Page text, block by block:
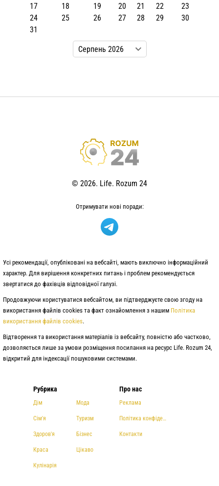
17
18 19 20 21 22
23
24
25 26 27 28 29
30
31
© 2026. Life. Rozum 24
Отримувати нові поради:
Рубрика
Дім
Сім'я
Здоров'я
Краса
Кулінарія
Мода
Туризм
Бізнес
Цікаво
Про нас
Реклама
Політика конфіденційності
Контакти
Усі рекомендації, опубліковані на вебсайті, мають виключно інформаційний
характер. Для вирішення конкретних питань і проблем рекомендується
звертатися до фахівців відповідної галузі.
Продовжуючи користуватися вебсайтом, ви підтверджуєте свою згоду на
використання файлів cookies та факт ознайомлення з нашим Політика
використання файлів cookies.
Відтворення та використання матеріалів із вебсайту, повністю або частково,
дозволяється лише за умови розміщення посилання на ресурс Life. Rozum 24,
відкритий для індексації пошуковими системами.